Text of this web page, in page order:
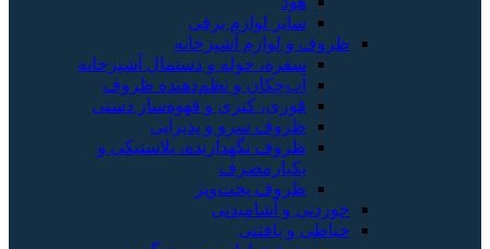
سایر لوازم برقی
ظروف و لوازم آشپزخانه
سفره، حوله و دستمال آشپزخانه
آب‌چکان و نظم‌دهنده ظروف
قوری، کتری و قهوه‌ساز دستی
ظروف سرو و پذیرایی
ظروف نگهدارنده، پلاستیکی و
یکبارمصرف
ظروف پخت‌وپز
خوردنی و آشامیدنی
خیاطی و بافتنی